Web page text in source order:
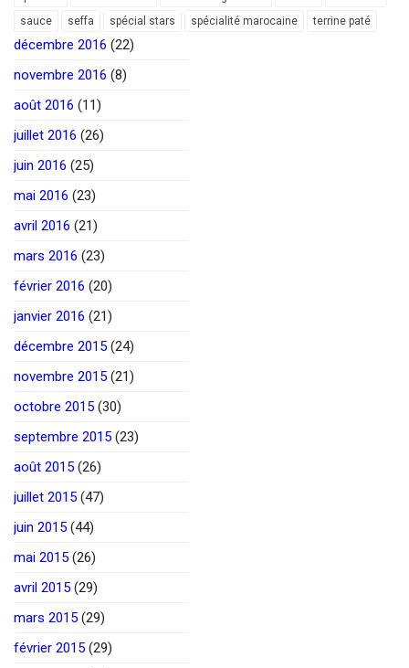
sauce
seffa spécial stars spécialité marocaine terrine paté
décembre 2016 (22)
novembre 2016 (8)
août 2016 (11)
juillet 2016 (26)
juin 2016 (25)
mai 2016 (23)
avril 2016 (21)
mars 2016 (23)
février 2016 (20)
janvier 2016 (21)
décembre 2015 (24)
novembre 2015 (21)
octobre 2015 (30)
septembre 2015 (23)
août 2015 (26)
juillet 2015 (47)
juin 2015 (44)
mai 2015 (26)
avril 2015 (29)
mars 2015 (29)
février 2015 (29)